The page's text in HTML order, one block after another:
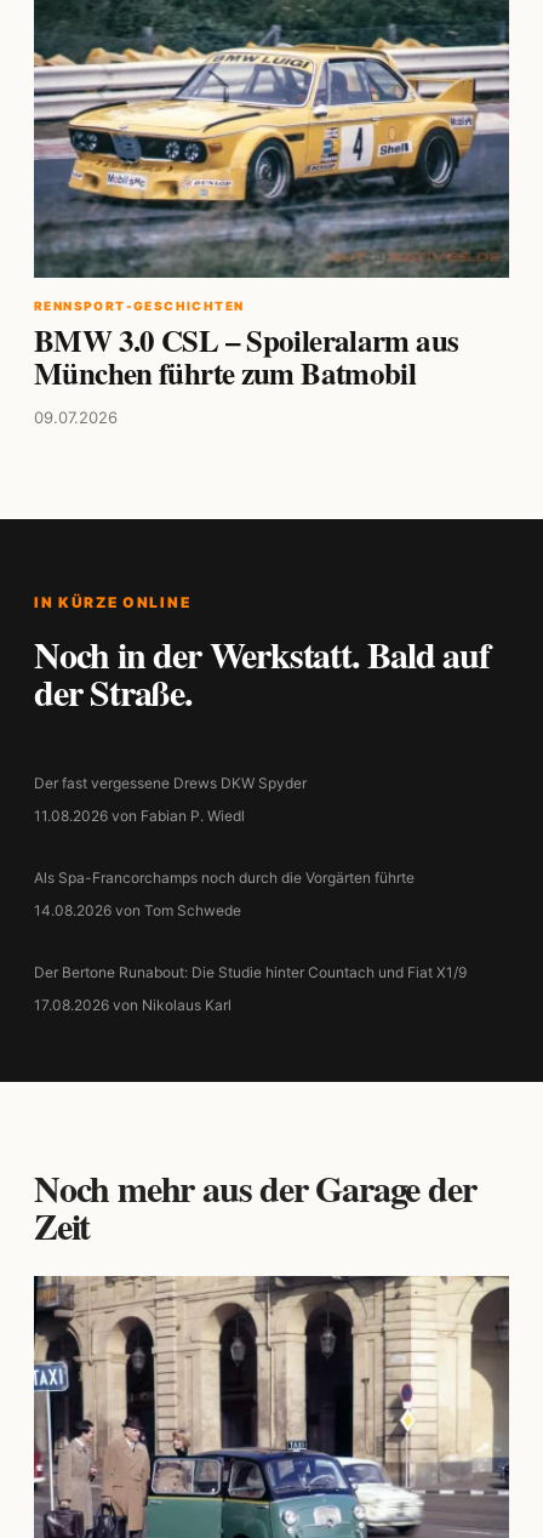
RENNSPORT-GESCHICHTEN
BMW 3.0 CSL – Spoileralarm aus
München führte zum Batmobil
09.07.2026
IN KÜRZE ONLINE
Noch in der Werkstatt. Bald auf
der Straße.
Der fast vergessene Drews DKW Spyder
11.08.2026 von Fabian P. Wiedl
Als Spa-Francorchamps noch durch die Vorgärten führte
14.08.2026 von Tom Schwede
Der Bertone Runabout: Die Studie hinter Countach und Fiat X1/9
17.08.2026 von Nikolaus Karl
Noch mehr aus der Garage der
Zeit